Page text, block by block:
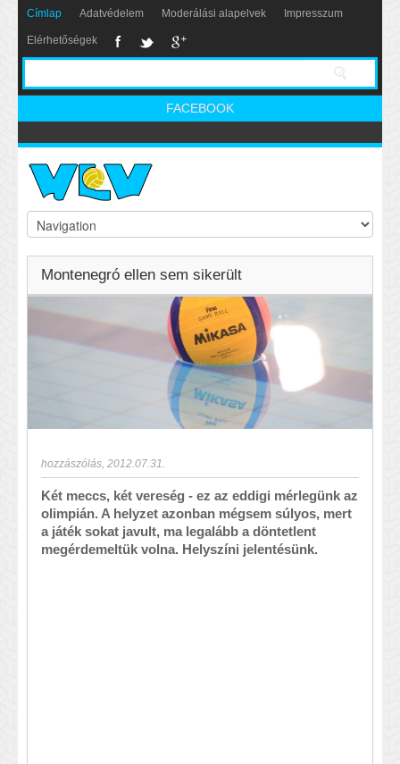
Címlap Adatvédelem Moderálási alapelvek Impresszum
Elérhetőségek
FACEBOOK
Montenegró ellen sem sikerült
hozzászólás 2012.07.31.
Két meccs, két vereség - ez az eddigi mérlegünk az
olimpián. A helyzet azonban mégsem súlyos, mert
a játék sokat javult, ma legalább a döntetlent
megérdemeltük volna. Helyszíni jelentésünk.